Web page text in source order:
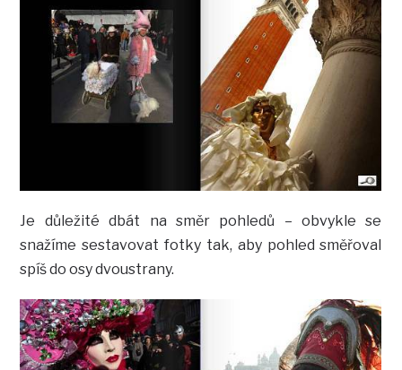
Je důležité dbát na směr pohledů – obvykle se
snažíme sestavovat fotky tak, aby pohled směřoval
spíš do osy dvoustrany.